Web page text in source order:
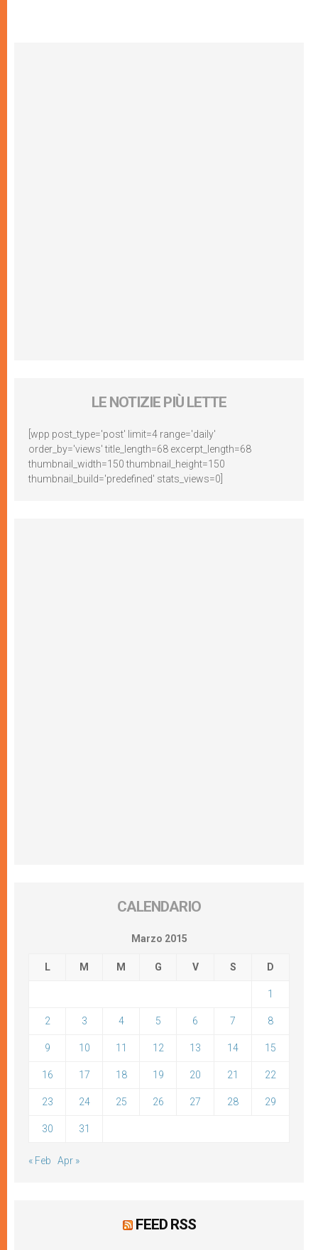
LE NOTIZIE PIÙ LETTE
[wpp post_type='post' limit=4 range='daily'
order_by='views' title_length=68 excerpt_length=68
thumbnail_width=150 thumbnail_height=150
thumbnail_build='predefined' stats_views=0]
CALENDARIO
Marzo 2015
L M M G V S D
1
2 3 4 5 6 7 8
9 10 11 12 13 14 15
16 17 18 19 20 21 22
23 24 25 26 27 28 29
30 31
« Feb Apr »
FEED RSS